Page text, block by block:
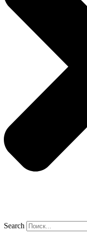
Search